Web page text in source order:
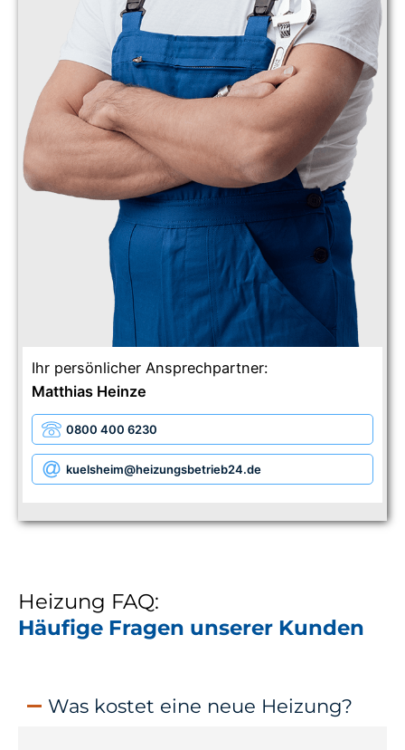
Ihr persönlicher Ansprechpartner:
Matthias Heinze
0800 400 6230
kuelsheim@heizungsbetrieb24.de
Heizung FAQ:
Häufige Fragen unserer Kunden
Was kostet eine neue Heizung?